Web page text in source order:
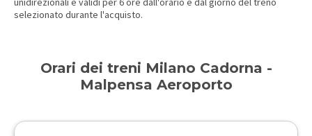
selezionato durante l'acquisto.
Orari dei treni Milano Cadorna -
Malpensa Aeroporto